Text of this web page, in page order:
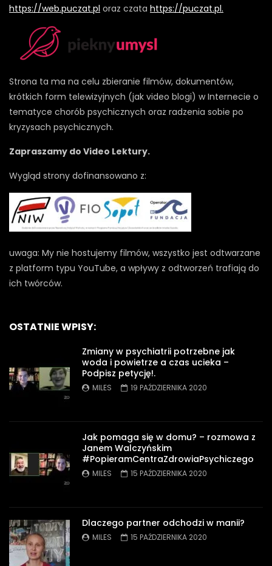
https://web.puczat.pl oraz czata https://puczat.pl.
Strona ta ma na celu zbieranie filmów, dokumentów,
krótkich form telewizyjnych (jak video blogi) w Internecie o
tematyce chorób psychicznych oraz radzenia sobie po
kryzysach psychicznych.
Zapraszamy do Video Lektury.
Wygląd strony dofinansowano z:
uwaga: My nie hostujemy filmów, wszystko jest odtwarzane
z platform typu YouTube, a wpływy z odtworzeń trafiają do
ich twórców.
OSTATNIE WPISY:
Zmiany w psychiatrii potrzebne jak
woda i powietrze a czas ucieka –
Podpisz petycję!.
MILES 19 PAŹDZIERNIKA 2020
Jak pomaga się w domu? – rozmowa z
Janem Walczyńskim
#PopieramCentraZdrowiaPsychiczego
MILES 15 PAŹDZIERNIKA 2020
Dlaczego partner odchodzi w manii?
MILES 15 PAŹDZIERNIKA 2020